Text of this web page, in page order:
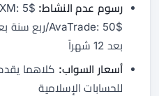
رسوم عدم النشاط:
بعد 12 شهراً
أسعار السواب: كلاهما
للحسابات الإسلامية